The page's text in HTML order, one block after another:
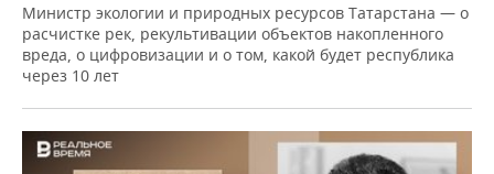
Министр экологии и природных ресурсов Татарстана — о
расчистке рек, рекультивации объектов накопленного
вреда, о цифровизации и о том, какой будет республика
через 10 лет